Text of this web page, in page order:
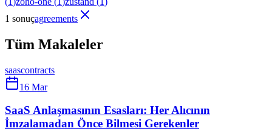
1 sonuçagreements
Tüm Makaleler
saascontracts
16 Mar
SaaS Anlaşmasının Esasları: Her Alıcının
İmzalamadan Önce Bilmesi Gerekenler